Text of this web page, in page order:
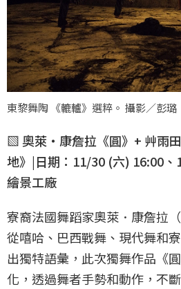
東黎舞陶 《轆轤》選粹。 攝影／彭璐
▧ 奧萊・康詹拉《圓》+ 艸雨
地》|日期：11/30 (六) 16:00、
繪景工廠
寮裔法國舞蹈家奧萊．康詹拉（
從嘻哈、巴西戰舞、現代舞和
出獨特語彙，此次獨舞作品《
化，透過舞者手勢和動作，不